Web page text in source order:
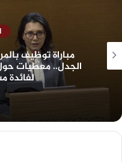
مباراة توظيف
الجدل.. معطيات
لفائدة